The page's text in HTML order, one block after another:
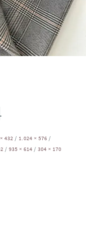
432 / 1.024 × 576 /
/ 935 × 614 / 304 × 170